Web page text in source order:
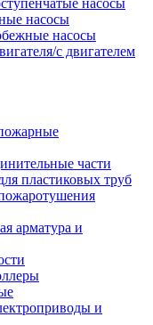
насосы
насосы
насосы
с двигателем
части
пластиковых труб
арматура и
и